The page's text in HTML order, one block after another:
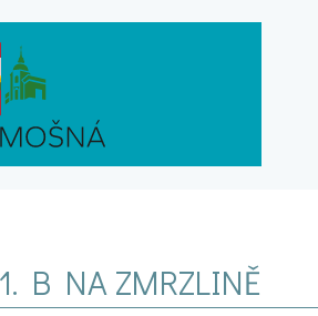
B NA ZMRZLINĚ